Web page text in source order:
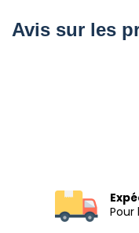
Avis sur les
Pour